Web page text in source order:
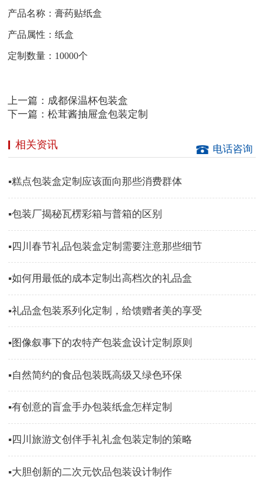
产品名称：膏药贴纸盒
产品属性：纸盒
定制数量：10000个
上一篇： 成都保温杯包装盒
下一篇： 松茸酱抽屉盒包装定制
相关资讯 电话咨询
▪糕点包装盒定制应该面向那些消费群体
▪包装厂揭秘瓦楞彩箱与普箱的区别
▪四川春节礼品包装盒定制需要注意那些细节
▪如何用最低的成本定制出高档次的礼品盒
▪礼品盒包装系列化定制，给馈赠者美的享受
▪图像叙事下的农特产包装盒设计定制原则
▪自然简约的食品包装既高级又绿色环保
▪有创意的盲盒手办包装纸盒怎样定制
▪四川旅游文创伴手礼礼盒包装定制的策略
▪大胆创新的二次元饮品包装设计制作